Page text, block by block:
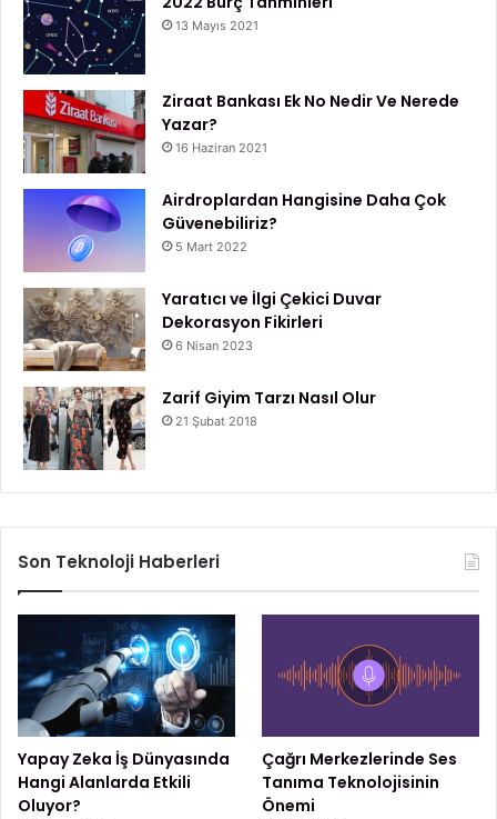
teşhis önemlidir. Cerrahi müdahale, kemoterapi,
radyoterapi ve immünoterapiler gibi çeşitli tedavi
yöntemleri, akciğer kanseri tedavisinde başarı sağlamak
için kullanılmaktadır. Hangi tedavi yönteminin kullanılacağı,
hastalığın evresine, hastanın genel sağlık durumuna ve
kanser türüne bağlı olarak değişir. Erken teşhis ve doğru
tedavi ile akciğer kanserinin tedavi edilmesi mümkündür.
Akciğer Kanseri Tedavi Yöntemleri
13 Mayıs 2021
Ziraat Bankası Ek No Nedir Ve Nerede
Yazar?
16 Haziran 2021
Airdroplardan Hangisine Daha Çok
Güvenebiliriz?
5 Mart 2022
Yaratıcı ve İlgi Çekici Duvar
Dekorasyon Fikirleri
6 Nisan 2023
Zarif Giyim Tarzı Nasıl Olur
21 Şubat 2018
Son Teknoloji Haberleri
Yapay Zeka İş Dünyasında
Hangi Alanlarda Etkili
Oluyor?
Çağrı Merkezlerinde Ses
Tanıma Teknolojisinin
Önemi